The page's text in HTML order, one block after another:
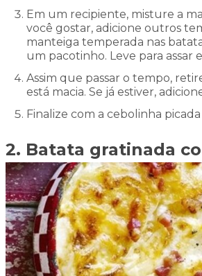
Em um recipiente, misture a
você gostar, adicione outros
manteiga temperada nas
um pacotinho. Leve para assar
Assim que passar o tempo,
está macia. Se já estiver,
Finalize com a cebolinha
2. Batata gratinada